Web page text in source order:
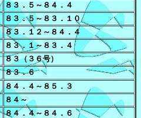
８３．５～８４．４
８３．５～８３．１０
８３．１２～８４．４
８３．１～８３．４
８３（３６号）
８３．６
８４．４～８５．３
８４～
８４．４～８４．６